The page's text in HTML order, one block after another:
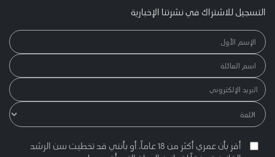
التسجيل للاشتراك في نشرتنا الإخبارية
أقر بأن عمري أكثر من 18 عاماً، أو بأنني قد تخطيت سن الرشد